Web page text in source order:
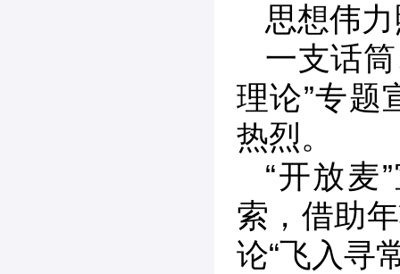
思想伟
一支话
理论”专题
热烈。
“开放麦
索，借助
论“飞入寻